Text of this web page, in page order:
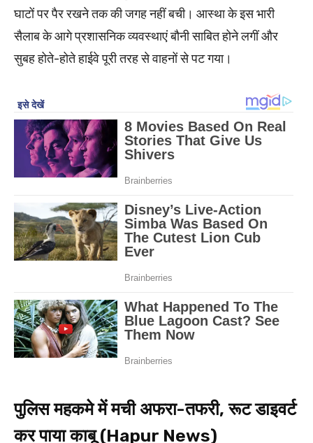
घाटों पर पैर रखने तक की जगह नहीं बची। आस्था के इस भारी
सैलाब के आगे प्रशासनिक व्यवस्थाएं बौनी साबित होने लगीं और
सुबह होते-होते हाईवे पूरी तरह से वाहनों से पट गया।
पुलिस महकमे में मची अफरा-तफरी, रूट डाइवर्ट
कर पाया काबू (Hapur News)